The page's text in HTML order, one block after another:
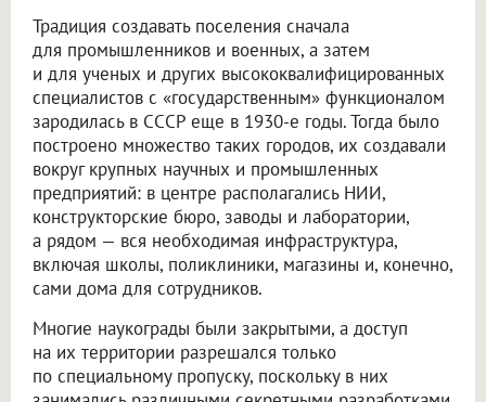
Традиция создавать поселения сначала
для промышленников и военных, а затем
и для ученых и других высококвалифицированных
специалистов с «государственным» функционалом
зародилась в СССР еще в 1930-е годы. Тогда было
построено множество таких городов, их создавали
вокруг крупных научных и промышленных
предприятий: в центре располагались НИИ,
конструкторские бюро, заводы и лаборатории,
а рядом — вся необходимая инфраструктура,
включая школы, поликлиники, магазины и, конечно,
сами дома для сотрудников.
Многие наукограды были закрытыми, а доступ
на их территории разрешался только
по специальному пропуску, поскольку в них